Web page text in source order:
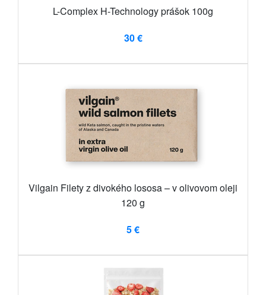
L-Complex H-Technology prášok 100g
30 €
Vilgain Filety z divokého lososa – v olivovom oleji
120 g
5 €